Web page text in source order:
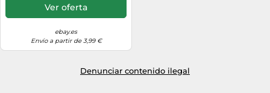
Ver oferta
ebay.es
Envío a partir de 3,99 €
Denunciar contenido ilegal